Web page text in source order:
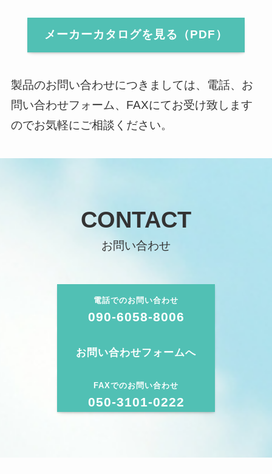
メーカーカタログを見る（PDF）
製品のお問い合わせにつきましては、電話、お
問い合わせフォーム、FAXにてお受け致します
のでお気軽にご相談ください。
CONTACT
お問い合わせ
電話でのお問い合わせ
090-6058-8006
お問い合わせフォームへ
FAXでのお問い合わせ
050-3101-0222